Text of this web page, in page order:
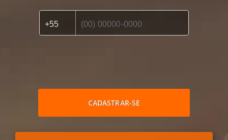
CADASTRAR-SE